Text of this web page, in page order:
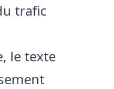
trafic
le texte